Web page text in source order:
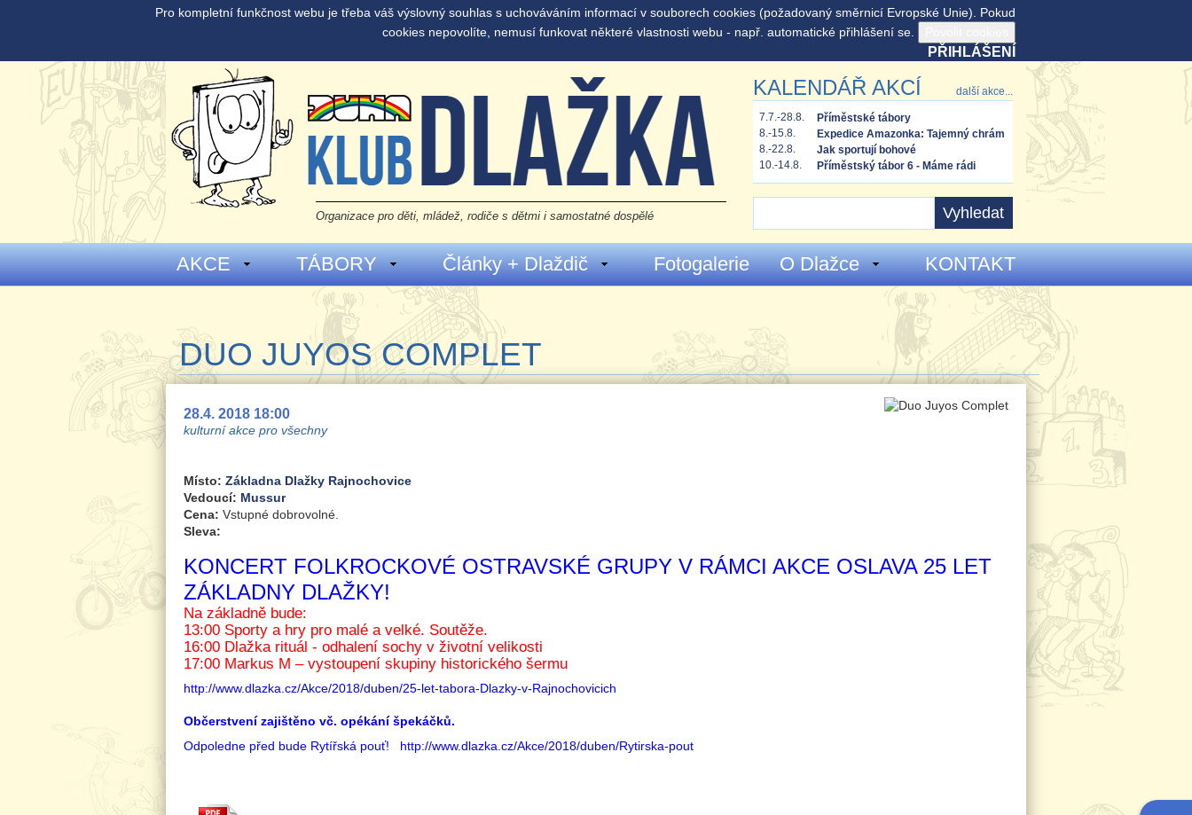
Pro kompletní funkčnost webu je třeba váš výslovný souhlas s uchováváním informací v souborech cookies (požadovaný směrnicí Evropské Unie). Pokud
cookies nepovolíte, nemusí funkovat některé vlastnosti webu - např. automatické přihlášení se.
PŘIHLÁŠENÍ
Organizace pro děti, mládež, rodiče s dětmi i samostatné dospělé
KALENDÁŘ AKCÍ další akce...
7.7.-28.8.
Příměstské tábory
8.-15.8.
Expedice Amazonka: Tajemný chrám
bohů
8.-22.8.
Jak sportují bohové
10.-14.8.
Příměstský tábor 6 - Máme rádi
cestování
AKCE TÁBORY Články + Dlaždič Fotogalerie O Dlažce KONTAKT
DUO JUYOS COMPLET
28.4. 2018 18:00
kulturní akce pro všechny
Místo: Základna Dlažky Rajnochovice
Vedoucí: Mussur
Cena: Vstupné dobrovolné.
Sleva:
KONCERT FOLKROCKOVÉ OSTRAVSKÉ GRUPY V RÁMCI AKCE OSLAVA 25 LET
ZÁKLADNY DLAŽKY!
Na základně bude:
13:00 Sporty a hry pro malé a velké. Soutěže.
16:00 Dlažka rituál - odhalení sochy v životní velikosti
17:00 Markus M – vystoupení skupiny historického šermu
http://www.dlazka.cz/Akce/2018/duben/25-let-tabora-Dlazky-v-Rajnochovicich
Občerstvení zajištěno vč. opékání špekáčků.
Odpoledne před bude Rytířská pouť! http://www.dlazka.cz/Akce/2018/duben/Rytirska-pout